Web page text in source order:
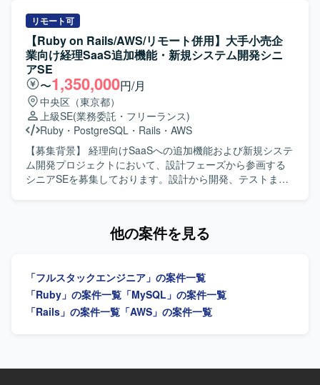
程を担当できるため、要件定義から実装・テストまで一貫
した経験を積むことができ、アーキテクチャ選定やパフォ
ーマンス改善など技術的な意思決定にも主体的に関わるこ
とができます。若手メンバーの多いチームを率いる経験を
通じて、技術的リードやチームビルディングのスキルも磨
いていただけます。 【開発環境】 バックエンドはRuby、
Ruby on Railsを中心とし、フロントエンドには
TypeScript、React.js、Jest、CodeceptJS、Playwright、
Storybookなどを活用しております。インフラは
AWS（ALB、Fargate、Aurora、S3、Lambda、
CloudFront、ElastiCache、WAFなど）上に構築されてお
り、Dockerを使用したコンテナ環境で運用しております。
Datadog、Fluentd、BigQuery、Redashなどによるモニタ
テナビリティ分野（環境問題、食・農の課題解決）への興
味・関心をお持ちの方を歓迎いたします。 【ポジションの
魅力】 環境負荷可視化という社会的意義の高い領域で、自
社SaaSプロダクトのAIツール開発にフルスタックで関わる
ことができます。スタートアップならではのスピード感の
中で、クライアントの声を直接プロダクトに反映させる経
験を積むことができ、GCP（Vertex AI等）や最新のAIコー
ディングツールを活用した先進的な開発に携わることがで
きます。 【開発環境】 フロントエンドはVue.js 3系および
Nuxt.js 3系、バックエンドはRuby 3系およびRuby on Rails
7系を利用しています。DBはMySQL 8系、コンテナは
Dockerを使用しています。インフラはAWS（EC2, Aurora,
Meet、AIコーディングツールとしてVisual Studio Code,
Codeを利用し、バグやセキュリティインシデントの抽出お
よび改修を実施していただきます。アジャイル開発手法を
用いて開発を推進していただきます。 【求める人物像】 現
場優先で物事を考えられるマインドをお持ちの方を求めて
おります。協調性や積極性があり、コミュニケーションを
取りながら開発を進めていただける方です。 【ポジション
の魅力】 AI駆動による効率的な開発を経験することがで
き、Cloude Codeを活用したバグやセキュリティインシデ
ント対応に携わることで、高度な開発スキルやセキュリテ
ィに関する知見を深めていただけます。 【開発環境】 アジ
ャイル開発手法を用いた環境で、AWSなどのインフラやAI
駆動の技術を活用して開発を行っていただきます。
リモート可
【Ruby on Rails/AWS/リモート併用】大手小売企
業向け経理SaaS追加機能・新規システム開発シニ
アSE
〜1,350,000円/月
中央区（東京都）
上級SE(業務委託・フリーランス)
Ruby ・ PostgreSQL ・ Rails ・ AWS
【募集背景】 経理向けSaaSへの追加機能および新規システ
ム開発プロジェクトにおいて、設計フェーズから参画する
シニアSEを募集しております。設計から開発、テストまで
整理・起票、関係者との解消推進）を主担当として実施い
的で保守性の高い設計・実装や、必要に応じた技術検証・
PoCを実施していただきます。プロダクトチームや関係各
社との仕様・スケジュール調整を行っていただきます。提
案・報告資料の作成や、設計・コードレビューを通じた品
他の案件を見る
「フルスタックエンジニア」の案件一覧
「Ruby」の案件一覧 「MySQL」の案件一覧
「Rails」の案件一覧 「AWS」の案件一覧